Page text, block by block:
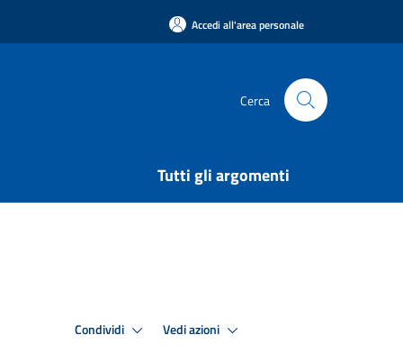
Accedi all'area personale
Cerca
Tutti gli argomenti
Condividi Vedi azioni